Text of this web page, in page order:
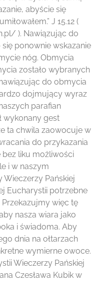
abyście się
J 15.12 (
). Nawiązując do
się ponownie wskazanie
nóg. Obmycia
zostało wybranych
do obmycia
dojmujący wyraz
parafian
wykonany gest
ta chwila zaowocuje w
do przykazania
bez liku możliwości
i w naszym
Wieczerzy Pańskiej
Eucharystii potrzebne
Przekazujmy więc tę
nasza wiara jako
i świadoma. Aby
dnia na ołtarzach
wymierne owoce.
Wieczerzy Pańskiej
Czesława Kubik w